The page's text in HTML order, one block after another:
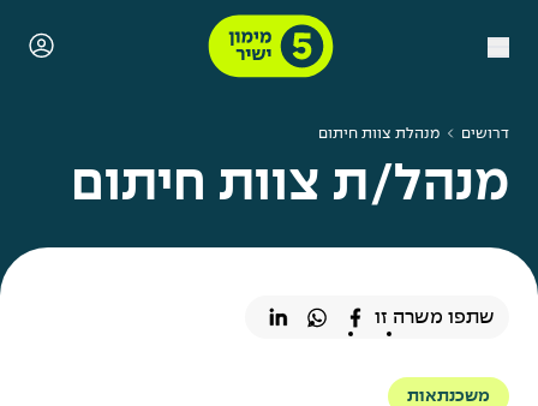
דרושים מנהלת צוות חיתום
מנהל/ת צוות חיתום
שתפו משרה זו
משכנתאות